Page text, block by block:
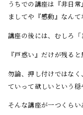
うちでの講座は『非日
ましてや『感動』なんて
講座の後には、むしろ
『戸惑い』だけが残ると
勿論、押し付けではな
ていって欲しいという穏
そんな講座が一つくらい